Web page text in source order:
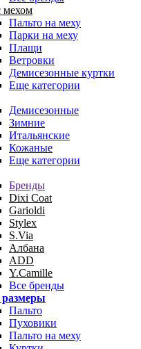
мехом
Пальто на меху
Парки на меху
Плащи
Ветровки
Демисезонные куртки
Еще категории
Демисезонные
Зимние
Итальянские
Кожаные
Еще категории
Бренды
Dixi Coat
Garioldi
Stylex
S.Via
Албана
ADD
Y.Camille
Все бренды
Пальто
Пуховики
Пальто на меху